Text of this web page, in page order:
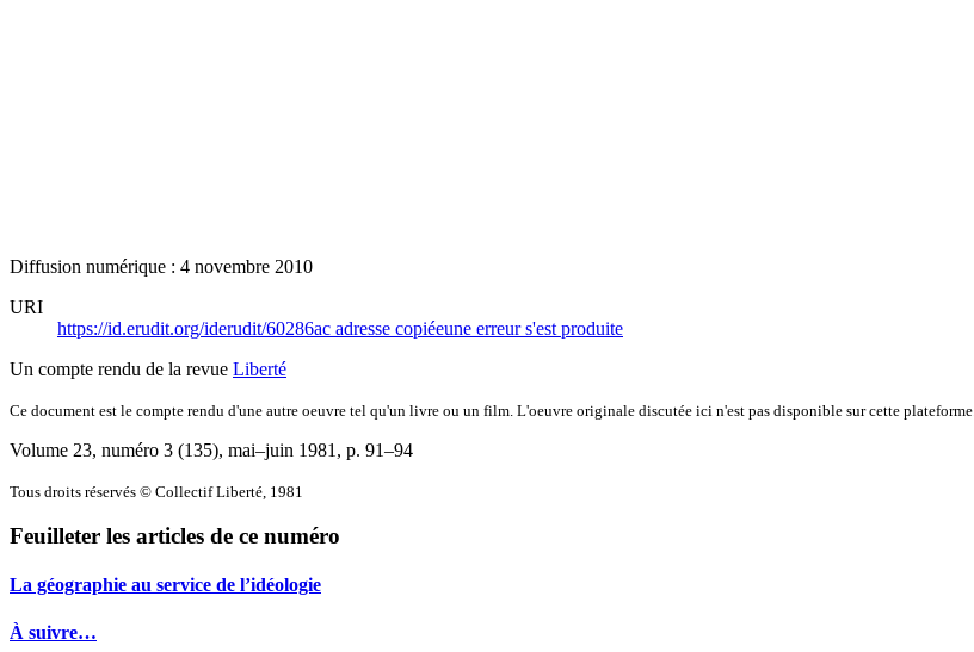
Diffusion numérique : 4 novembre 2010
URI
https://id.erudit.org/iderudit/60286ac adresse copiéeune erreur s'est produite
Un compte rendu de la revue Liberté
Ce document est le compte rendu d'une autre oeuvre tel qu'un livre ou un film. L'oeuvre originale discutée ici n'est pas disponible sur cette plateforme.
Volume 23, numéro 3 (135), mai–juin 1981 , p. 91–94
Tous droits réservés © Collectif Liberté, 1981
Feuilleter les articles de ce numéro
La géographie au service de l’idéologie
À suivre…